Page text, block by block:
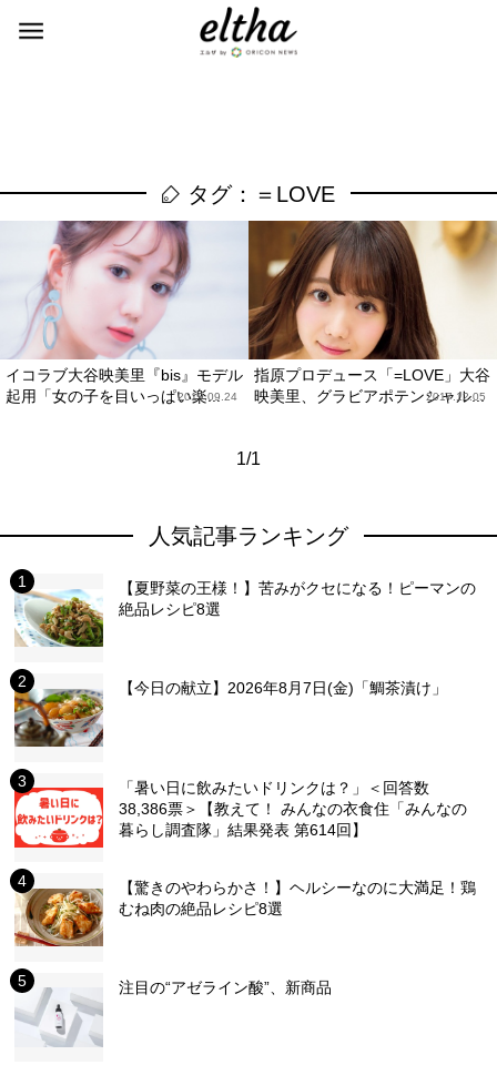
タグ：＝LOVE
イコラブ大谷映美里『bis』モデル
起用「女の子を目いっぱい楽...
2019.09.24
指原プロデュース「=LOVE」大谷
映美里、グラビアポテンシャル...
2017.12.05
1/1
人気記事ランキング
【夏野菜の王様！】苦みがクセになる！ピーマンの
絶品レシピ8選
【今日の献立】2026年8月7日(金)「鯛茶漬け」
「暑い日に飲みたいドリンクは？」＜回答数
38,386票＞【教えて！ みんなの衣食住「みんなの
暮らし調査隊」結果発表 第614回】
【驚きのやわらかさ！】ヘルシーなのに大満足！鶏
むね肉の絶品レシピ8選
注目の“アゼライン酸”、新商品